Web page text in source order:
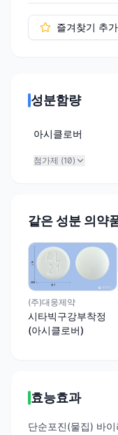
즐겨찾기 추가
성분함량
아시클로버
첨가제 (10)
같은 성분 의약
(주)대웅제약
시타빅구강부착정
(아시클로버)
효능효과
단순포진(물집) 바